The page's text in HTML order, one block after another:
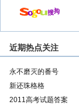
近期热点关注
永不磨灭的番号
新还珠格格
2011高考试题答案